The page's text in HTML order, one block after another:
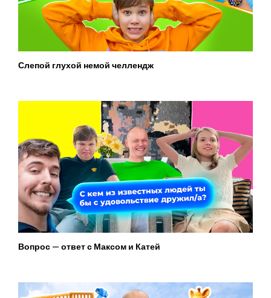
Слепой глухой немой челлендж
Вопрос — ответ с Максом и Катей